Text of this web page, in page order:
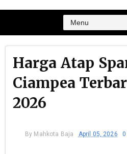
Harga Atap
Ciampea
2026
By Mahkota Baja April 05, 2026